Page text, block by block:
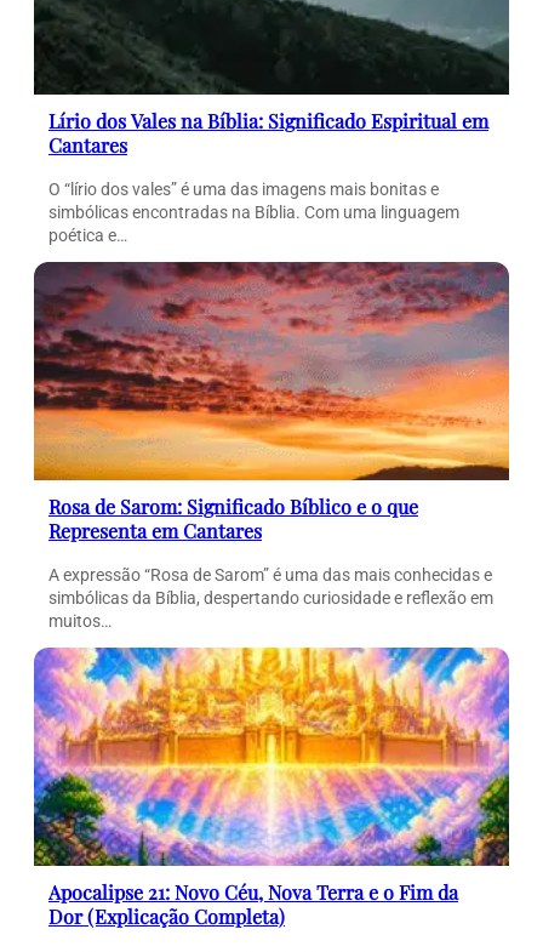
Lírio dos Vales na Bíblia: Significado Espiritual em
Cantares
O “lírio dos vales” é uma das imagens mais bonitas e
simbólicas encontradas na Bíblia. Com uma linguagem
poética e…
Rosa de Sarom: Significado Bíblico e o que
Representa em Cantares
A expressão “Rosa de Sarom” é uma das mais conhecidas e
simbólicas da Bíblia, despertando curiosidade e reflexão em
muitos…
Apocalipse 21: Novo Céu, Nova Terra e o Fim da
Dor (Explicação Completa)